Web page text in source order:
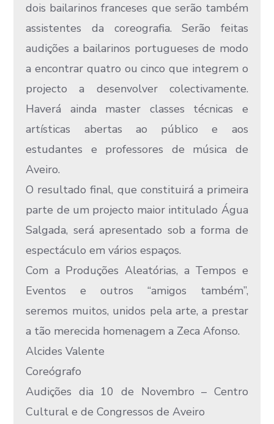
dois bailarinos franceses que serão também
assistentes da coreografia. Serão feitas
audições a bailarinos portugueses de modo
a encontrar quatro ou cinco que integrem o
projecto a desenvolver colectivamente.
Haverá ainda master classes técnicas e
artísticas abertas ao público e aos
estudantes e professores de música de
Aveiro.
O resultado final, que constituirá a primeira
parte de um projecto maior intitulado Água
Salgada, será apresentado sob a forma de
espectáculo em vários espaços.
Com a Produções Aleatórias, a Tempos e
Eventos e outros “amigos também”,
seremos muitos, unidos pela arte, a prestar
a tão merecida homenagem a Zeca Afonso.
Alcides Valente
Coreógrafo
Audições dia 10 de Novembro – Centro
Cultural e de Congressos de Aveiro